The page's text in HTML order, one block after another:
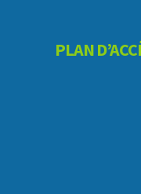
PLAN